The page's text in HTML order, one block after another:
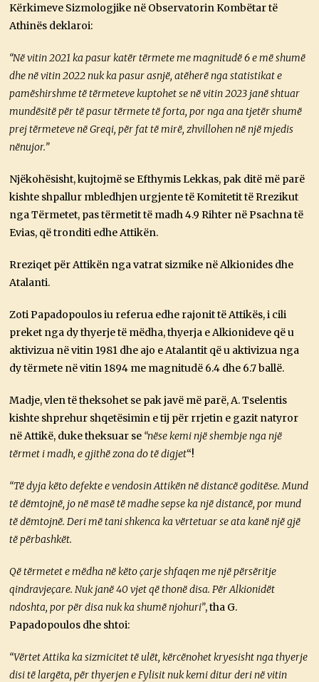
Kërkimeve Sizmologjike në Observatorin Kombëtar të
Athinës deklaroi:
“Në vitin 2021 ka pasur katër tërmete me magnitudë 6 e më shumë
dhe në vitin 2022 nuk ka pasur asnjë, atëherë nga statistikat e
pamëshirshme të tërmeteve kuptohet se në vitin 2023 janë shtuar
mundësitë për të pasur tërmete të forta, por nga ana tjetër shumë
prej tërmeteve në Greqi, për fat të mirë, zhvillohen në një mjedis
nënujor.”
Njëkohësisht, kujtojmë se Efthymis Lekkas, pak ditë më parë
kishte shpallur mbledhjen urgjente të Komitetit të Rrezikut
nga Tërmetet, pas tërmetit të madh 4.9 Rihter në Psachna të
Evias, që tronditi edhe Attikën.
Rreziqet për Attikën nga vatrat sizmike në Alkionides dhe
Atalanti.
Zoti Papadopoulos iu referua edhe rajonit të Attikës, i cili
preket nga dy thyerje të mëdha, thyerja e Alkionideve që u
aktivizua në vitin 1981 dhe ajo e Atalantit që u aktivizua nga
dy tërmete në vitin 1894 me magnitudë 6.4 dhe 6.7 ballë.
Madje, vlen të theksohet se pak javë më parë, A. Tselentis
kishte shprehur shqetësimin e tij për rrjetin e gazit natyror
në Attikë, duke theksuar se “nëse kemi një shembje nga një
tërmet i madh, e gjithë zona do të digjet“!
“Të dyja këto defekte e vendosin Attikën në distancë goditëse. Mund
të dëmtojnë, jo në masë të madhe sepse ka një distancë, por mund
të dëmtojnë. Deri më tani shkenca ka vërtetuar se ata kanë një gjë
të përbashkët.
Që tërmetet e mëdha në këto çarje shfaqen me një përsëritje
qindravjeçare. Nuk janë 40 vjet që thonë disa. Për Alkionidët
ndoshta, por për disa nuk ka shumë njohuri”, tha G.
Papadopoulos dhe shtoi:
“Vërtet Attika ka sizmicitet të ulët, kërcënohet kryesisht nga thyerje
disi të largëta, për thyerjen e Fylisit nuk kemi ditur deri në vitin